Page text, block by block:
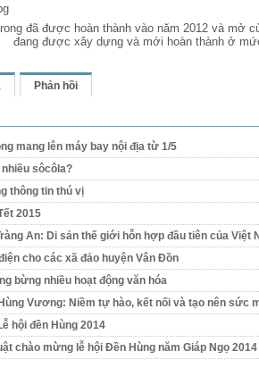
đã được hoàn thành vào năm 2012 và mở
đang được xây dựng và mới hoàn thành ở
Phản hồi
mang lên máy bay nội địa từ 1/5
sôcôla?
thông tin thú vị
2015
An: Di sản thế giới hỗn hợp đầu tiên của Việt
cho các xã đảo huyện Vân Đồn
bừng nhiều hoạt động văn hóa
Vương: Niềm tự hào, kết nối và tạo nên sức
hội đền Hùng 2014
chào mừng lễ hội Đền Hùng năm Giáp Ngọ 2014